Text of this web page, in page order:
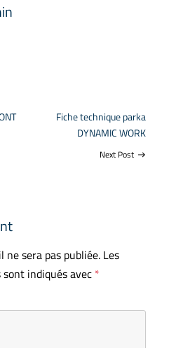
Fiche technique parka
DYNAMIC WORK
Next Post east
ne sera pas publiée. Les
indiqués avec *